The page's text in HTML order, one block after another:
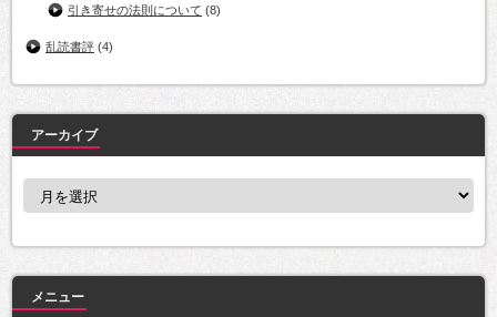
引き寄せの法則について (8)
乱読書評 (4)
アーカイブ
ア
ブ
メニュー